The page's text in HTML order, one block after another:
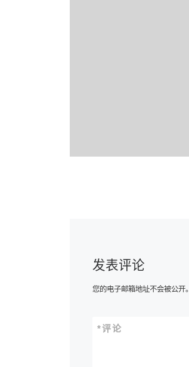
发表评论
您的电子邮箱地址不会被公开。
评论
*